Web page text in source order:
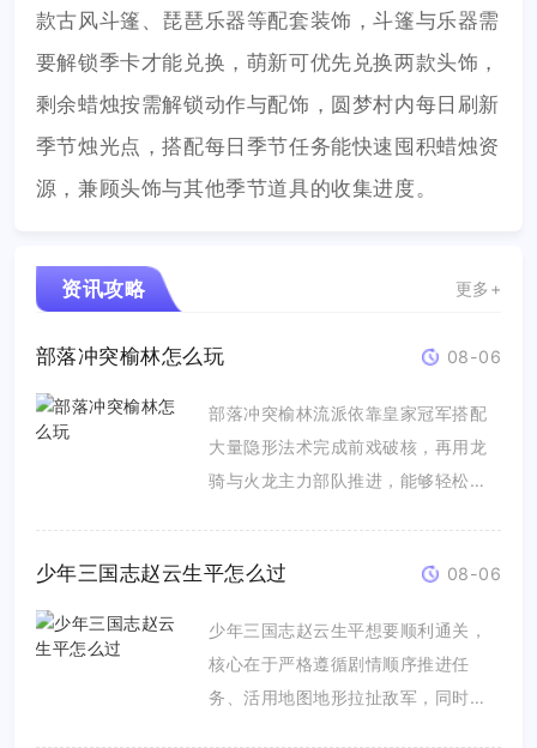
款古风斗篷、琵琶乐器等配套装饰，斗篷与乐器需
要解锁季卡才能兑换，萌新可优先兑换两款头饰，
剩余蜡烛按需解锁动作与配饰，圆梦村内每日刷新
季节烛光点，搭配每日季节任务能快速囤积蜡烛资
源，兼顾头饰与其他季节道具的收集进度。
资讯攻略 更多+
部落冲突榆林怎么玩 08-06
部落冲突榆林流派依靠皇家冠军搭配
大量隐形法术完成前戏破核，再用龙
骑与火龙主力部队推进，能够轻松突
少年三国志赵云生平怎么过 08-06
少年三国志赵云生平想要顺利通关，
核心在于严格遵循剧情顺序推进任
务、活用地图地形拉扯敌军，同时提